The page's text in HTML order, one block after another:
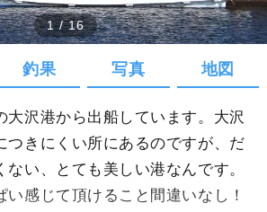
1/16
釣果 写真 地図
大沢港から出船しています。大沢
つきにくい所にあるのですが、だ
ない、とても美しい港なんです。
い感じて頂けること間違いなし！